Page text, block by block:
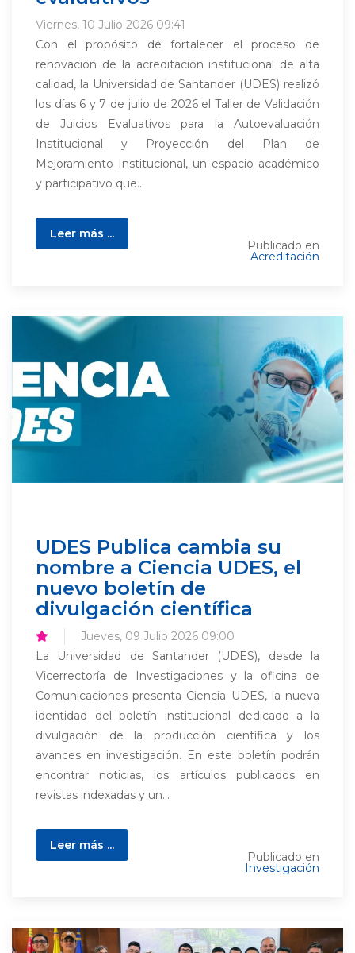
Viernes, 10 Julio 2026 09:41
Con el propósito de fortalecer el proceso de
renovación de la acreditación institucional de alta
calidad, la Universidad de Santander (UDES) realizó
los días 6 y 7 de julio de 2026 el Taller de Validación
de Juicios Evaluativos para la Autoevaluación
Institucional y Proyección del Plan de
Mejoramiento Institucional, un espacio académico
y participativo que...
Leer más ...
Publicado en
Acreditación
UDES Publica cambia su
nombre a Ciencia UDES, el
nuevo boletín de
divulgación científica
Jueves, 09 Julio 2026 09:00
La Universidad de Santander (UDES), desde la
Vicerrectoría de Investigaciones y la oficina de
Comunicaciones presenta Ciencia UDES, la nueva
identidad del boletín institucional dedicado a la
divulgación de la producción científica y los
avances en investigación. En este boletín podrán
encontrar noticias, los artículos publicados en
revistas indexadas y un...
Leer más ...
Publicado en
Investigación